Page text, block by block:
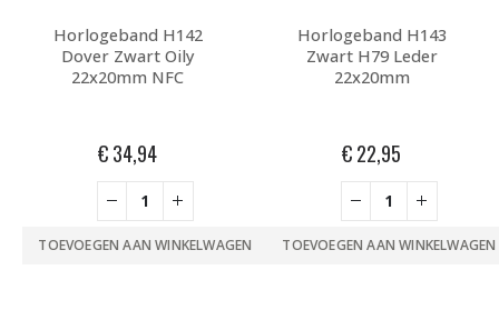
Horlogeband H142
Dover Zwart Oily
22x20mm NFC
€34,94
TOEVOEGEN AAN WINKELWAGEN
Horlogeband H143
Zwart H79 Leder
22x20mm
€22,95
TOEVOEGEN AAN WINKELWAGEN